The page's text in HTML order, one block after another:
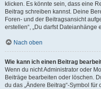
klicken. Es könnte sein, dass eine
Beitrag schreiben kannst. Deine
Foren- und der Beitragsansicht
erstellen“, „Du darfst Dateianhänge
Nach oben
Wie kann ich einen Beitrag
Wenn du nicht Administrator oder
Beiträge bearbeiten oder löschen.
du das „Ändere Beitrag“-Symbol